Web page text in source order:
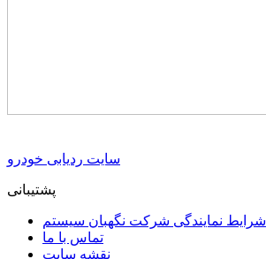
سایت ردیابی خودرو
پشتیبانی
شرایط نمایندگی شرکت نگهبان سیستم
تماس با ما
نقشه سایت